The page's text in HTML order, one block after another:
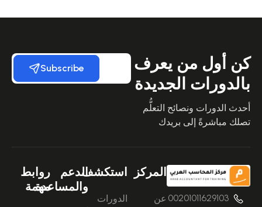
كن أول من يعرف
بالدورات الجديدة
أحدث الدورات ونصائح التعلُّم
تصلك مباشرةً إلى بريدك
Subscribe
00201011629103
المركز
عن
استكشف
الدورات
الدعم
والمساعدة
روابط
مهمة